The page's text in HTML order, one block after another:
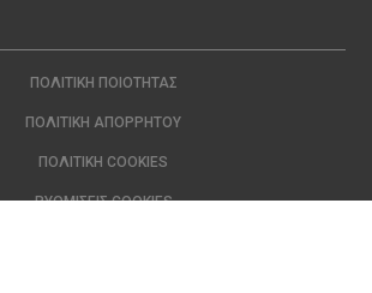
ΠΟΛΙΤΙΚΉ ΠΟΙΌΤΗΤΑΣ
ΠΟΛΙΤΙΚΉ ΑΠΟΡΡΉΤΟΥ
ΠΟΛΙΤΙΚΉ COOKIES
ΡΥΘΜΊΣΕΙΣ COOKIES